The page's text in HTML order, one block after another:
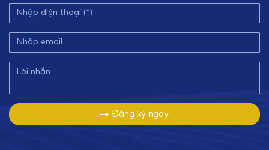
Đăng ký ngay